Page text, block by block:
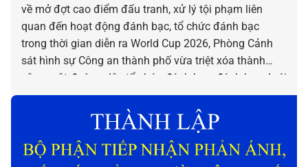
về mở đợt cao điểm đấu tranh, xử lý tội phạm liên
quan đến hoạt động đánh bạc, tổ chức đánh bạc
trong thời gian diễn ra World Cup 2026, Phòng Cảnh
sát hình sự Công an thành phố vừa triệt xóa thành
công một đường dây tổ chức đánh bạc, đánh bạc dưới
hình thức cá độ bóng đá trên không gian mạng với